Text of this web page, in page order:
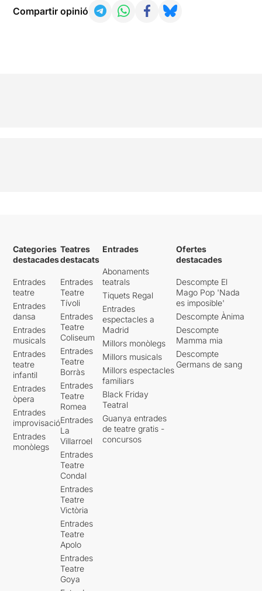
Compartir opinió
Categories
destacades
Entrades
teatre
Entrades
dansa
Entrades
musicals
Entrades
teatre
infantil
Entrades
òpera
Entrades
improvisació
Entrades
monòlegs
Teatres
destacats
Entrades
Teatre
Tívoli
Entrades
Teatre
Coliseum
Entrades
Teatre
Borràs
Entrades
Teatre
Romea
Entrades
La
Villarroel
Entrades
Teatre
Condal
Entrades
Teatre
Victòria
Entrades
Teatre
Apolo
Entrades
Teatre
Goya
Entrades
Abonaments
teatrals
Tiquets Regal
Entrades
espectacles a
Madrid
Millors monòlegs
Millors musicals
Millors espectacles
familiars
Black Friday
Teatral
Guanya entrades
de teatre gratis -
concursos
Ofertes
destacades
Descompte El
Mago Pop 'Nada
es imposible'
Descompte Ànima
Descompte
Mamma mia
Descompte
Germans de sang